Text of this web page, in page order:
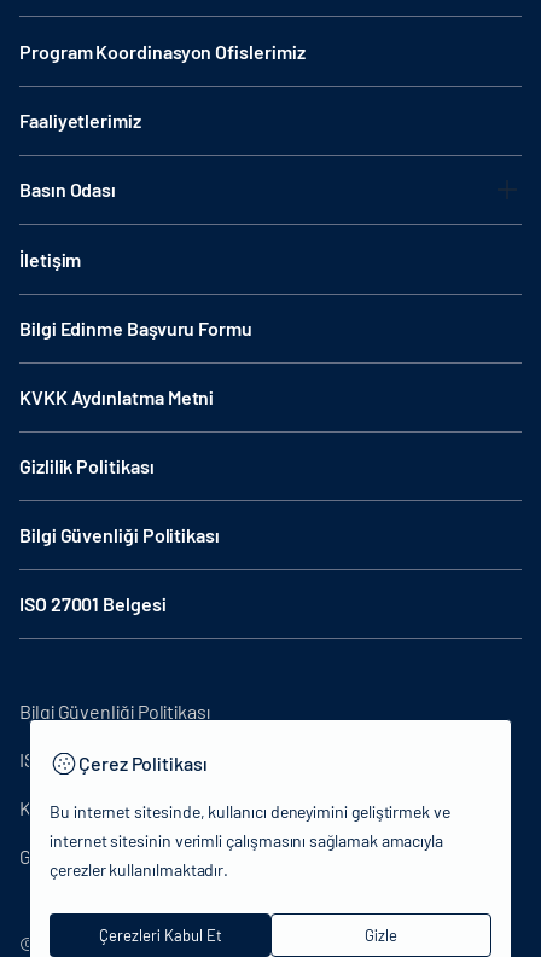
Program Koordinasyon Ofislerimiz
Faaliyetlerimiz
Basın Odası
İletişim
Bilgi Edinme Başvuru Formu
KVKK Aydınlatma Metni
Gizlilik Politikası
Bilgi Güvenliği Politikası
ISO 27001 Belgesi
© 2024 T.C.Kültür ve Turizm Bakanlığı - Tüm hakları saklıdır.
Bilgi Güvenliği Politikası
ISO27001
KVKK Aydınlatma Metni
Gizlilik Politikası
Çerez Politikası
Bu internet sitesinde, kullanıcı deneyimini geliştirmek ve
internet sitesinin verimli çalışmasını sağlamak amacıyla
çerezler kullanılmaktadır.
Çerezleri Kabul Et Gizle